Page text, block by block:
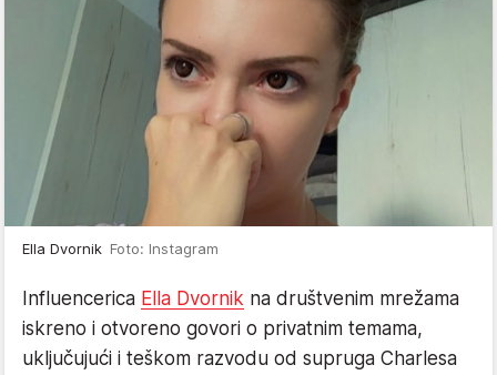
Ella Dvornik Foto: Instagram
Influencerica Ella Dvornik na društvenim mrežama
iskreno i otvoreno govori o privatnim temama,
uključujući i teškom razvodu od supruga Charlesa